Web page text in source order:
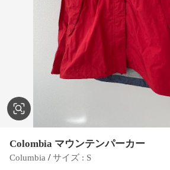
Colombia マウンテンパーカー
Columbia / サイズ : S